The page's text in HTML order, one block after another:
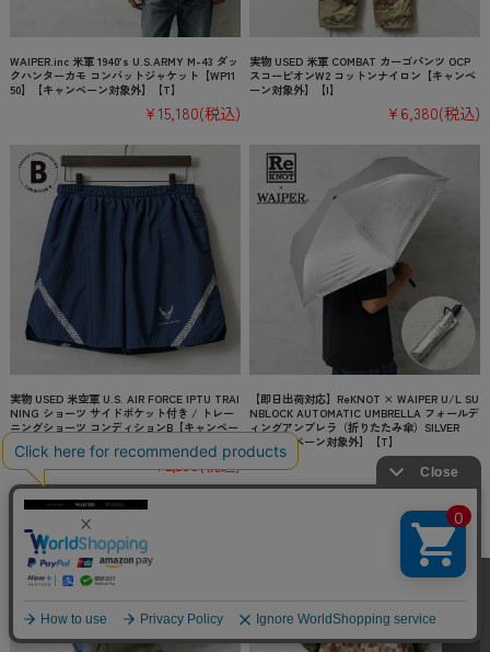
WAIPER.inc 米軍 1940’s U.S.ARMY M-43 ダッ
クハンターカモ コンバットジャケット【WP11
50】【キャンペーン対象外】【T】
¥15,180(税込)
実物 USED 米軍 COMBAT カーゴパンツ OCP
スコーピオンW2 コットンナイロン【キャンペ
ーン対象外】【I】
¥6,380(税込)
実物 USED 米空軍 U.S. AIR FORCE IPTU TRAI
NING ショーツ サイドポケット付き / トレー
ニングショーツ コンディションB【キャンペー
ン対象外】【I】
¥2,200(税込)
【即日出荷対応】ReKNOT × WAIPER U/L SU
NBLOCK AUTOMATIC UMBRELLA フォールデ
ィングアンブレラ（折りたたみ傘）SILVER
【キャンペーン対象外】【T】
¥6,600(税込)